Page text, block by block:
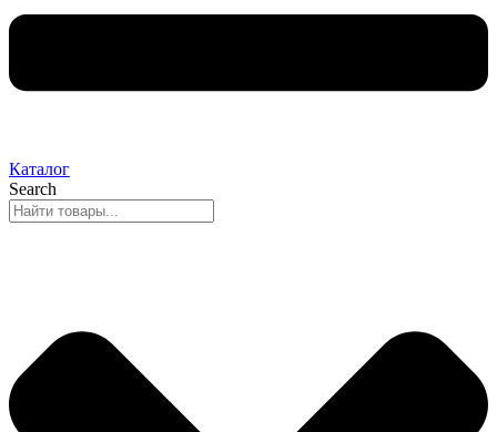
Каталог
Search